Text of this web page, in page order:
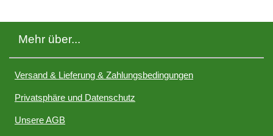
Mehr über...
Versand & Lieferung & Zahlungsbedingungen
Privatsphäre und Datenschutz
Unsere AGB